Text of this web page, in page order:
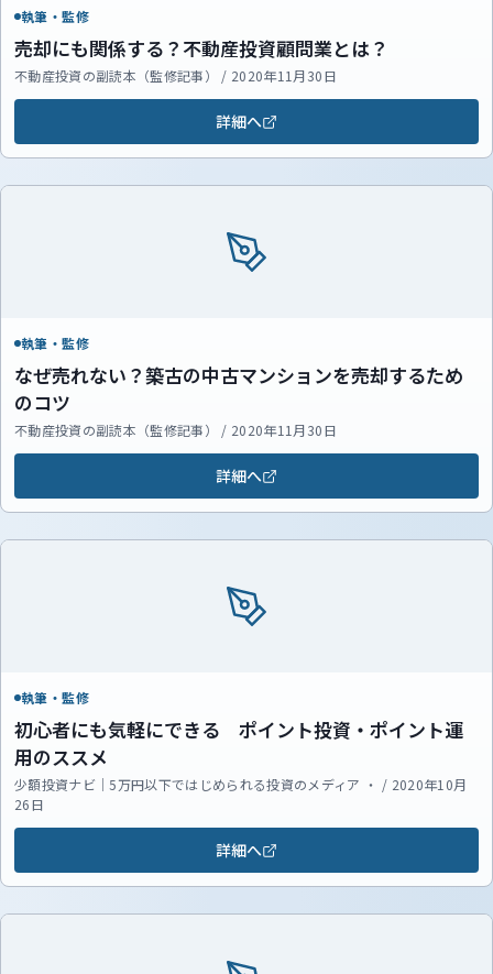
執筆・監修
売却にも関係する？不動産投資顧問業とは？
不動産投資の副読本（監修記事） / 2020年11月30日
詳細へ
執筆・監修
なぜ売れない？築古の中古マンションを売却するため
のコツ
不動産投資の副読本（監修記事） / 2020年11月30日
詳細へ
執筆・監修
初心者にも気軽にできる ポイント投資・ポイント運
用のススメ
少額投資ナビ｜5万円以下ではじめられる投資のメディア ・ / 2020年10月
26日
詳細へ